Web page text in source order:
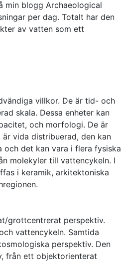
min blogg Archaeological
per dag. Totalt har den
av vatten som ett
villkor. De är tid- och
skala. Dessa enheter kan
och morfologi. De är
vida distribuerad, den kan
och det kan vara i flera fysiska
molekyler till vattencykeln. I
i keramik, arkitektoniska
grottcentrerat perspektiv.
vattencykeln. Samtida
perspektiv. Den
från ett objektorienterat